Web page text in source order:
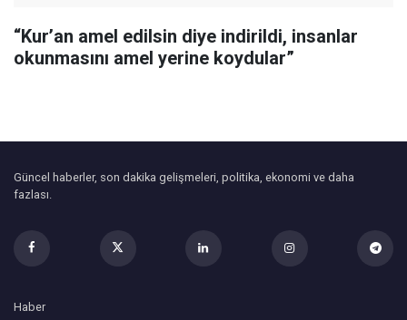
“Kur’an amel edilsin diye indirildi, insanlar
okunmasını amel yerine koydular”
Güncel haberler, son dakika gelişmeleri, politika, ekonomi ve daha
fazlası.
Haber